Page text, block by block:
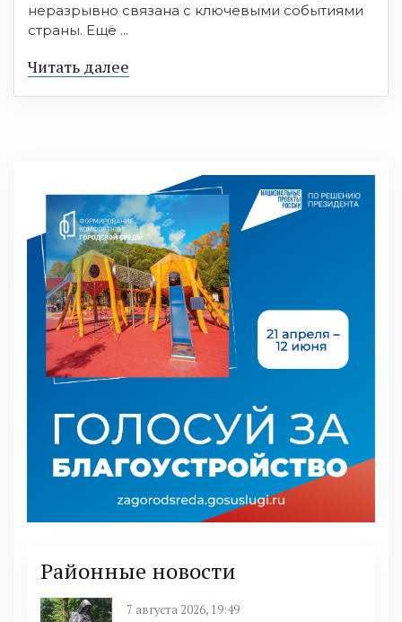
неразрывно связана с ключевыми событиями
страны. Ещё ...
Читать далее
Районные новости
7 августа 2026, 19:49